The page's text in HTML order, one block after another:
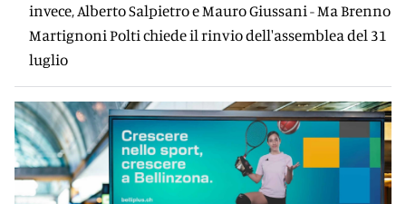
invece, Alberto Salpietro e Mauro Giussani - Ma Brenno
Martignoni Polti chiede il rinvio dell'assemblea del 31
luglio